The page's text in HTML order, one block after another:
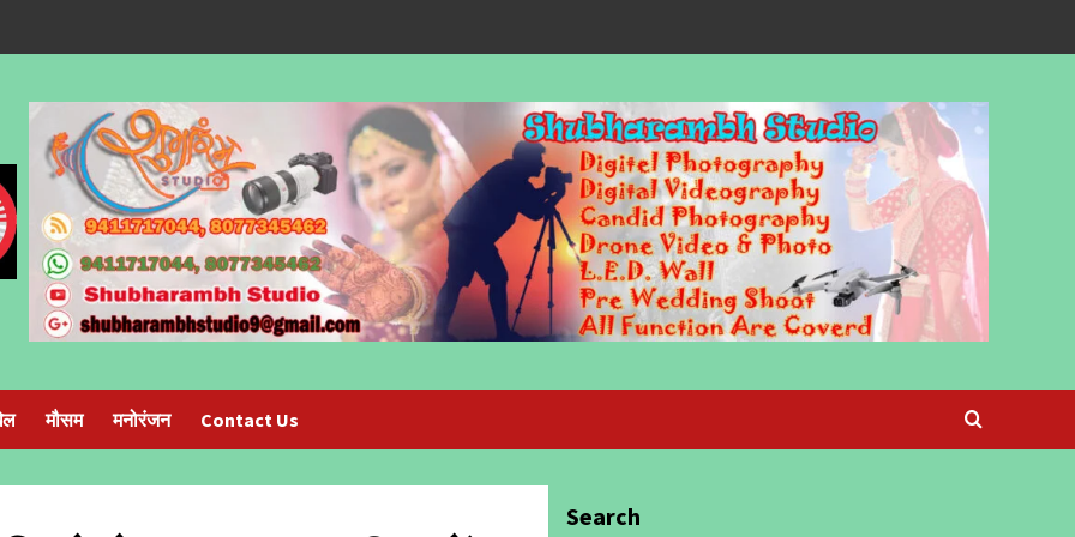
मौसम मनोरंजन Contact Us
Search